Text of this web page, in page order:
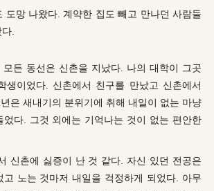
도망 나왔다. 계약한 집도 빼고 만나던 사람들
.
든 동선은 신촌을 지났다. 나의 대학이 그곳
생이었다. 신촌에서 친구를 만났고 신촌에서
은 새내기의 분위기에 취해 내일이 없는 마냥
었다. 그것 외에는 기억나는 것이 없는 편안한
신촌에 싫증이 난 것 같다. 자신 있던 전공은
고 노는 것마저 내일을 걱정하게 되었다. 아무